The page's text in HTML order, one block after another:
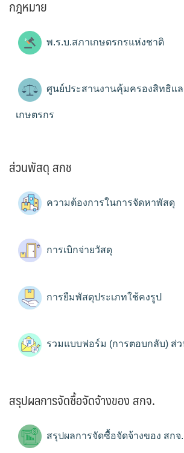
กฎหมาย
พ.ร.บ.สภาเกษตรกรแห่งชาติ
ศูนย์ประสานงานคุ้มครองสิทธิแล
เกษตรกร
ส่วนพัสดุ สกช
ความต้องการในการจัดหาพัสดุ
การเบิกจ่ายวัสดุ
การยืมพัสดุประเภทใช้คงรูป
รวมแบบฟอร์ม (การตอบกลับ) ส่
สรุปผลการจัดซื้อจัดจ้างของ สกจ.
สรุปผลการจัดซื้อจัดจ้างของ สกจ.